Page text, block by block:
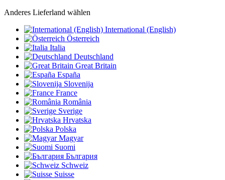
Anderes Lieferland wählen
International (English)
Österreich
Italia
Deutschland
Great Britain
España
Slovenija
France
România
Sverige
Hrvatska
Polska
Magyar
Suomi
България
Schweiz
Suisse